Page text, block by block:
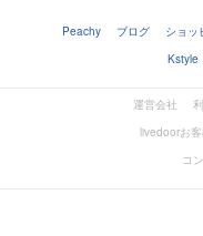
Peachy ブログ ショッ
Kstyle
運営会社
livedoorお
コ